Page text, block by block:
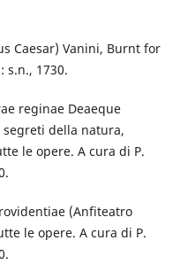
Caesar) Vanini, Burnt for
s.n., 1730.
reginae Deaeque
della natura,
le opere. A cura di P.
(Anfiteatro
le opere. A cura di P.